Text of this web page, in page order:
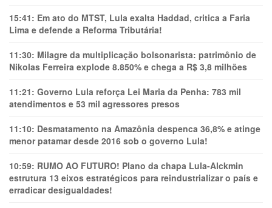
15:41: Em ato do MTST, Lula exalta Haddad, critica a Faria
Lima e defende a Reforma Tributária!
11:30: Milagre da multiplicação bolsonarista: patrimônio de
Nikolas Ferreira explode 8.850% e chega a R$ 3,8 milhões
11:21: Governo Lula reforça Lei Maria da Penha: 783 mil
atendimentos e 53 mil agressores presos
11:10: Desmatamento na Amazônia despenca 36,8% e atinge
menor patamar desde 2016 sob o governo Lula!
10:59: RUMO AO FUTURO! Plano da chapa Lula-Alckmin
estrutura 13 eixos estratégicos para reindustrializar o país e
erradicar desigualdades!